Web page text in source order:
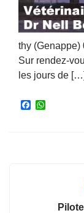
thy (Genappe)
Sur rendez-
les jours de […]
F